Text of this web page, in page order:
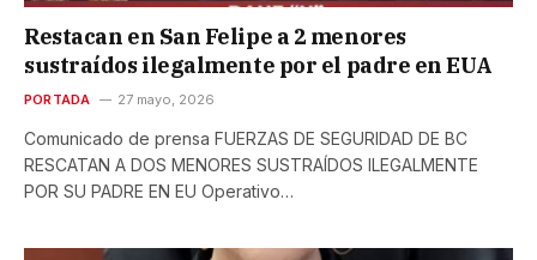
Restacan en San Felipe a 2 menores
sustraídos ilegalmente por el padre en EUA
PORTADA 27 mayo, 2026
Comunicado de prensa FUERZAS DE SEGURIDAD DE BC
RESCATAN A DOS MENORES SUSTRAÍDOS ILEGALMENTE
POR SU PADRE EN EU Operativo…